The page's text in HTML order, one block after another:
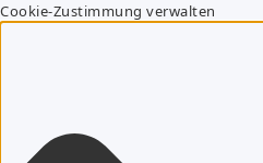
Cookie-Zustimmung verwalten